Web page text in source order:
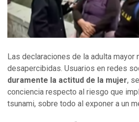
Las declaraciones de la adulta mayor
desapercibidas. Usuarios en redes
duramente la actitud de la mujer,
conciencia respecto al riesgo que
tsunami, sobre todo al exponer a un